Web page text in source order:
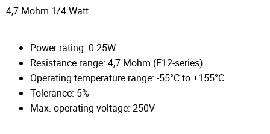
4,7 Mohm 1/4 Watt
Power rating: 0.25W
Resistance range: 4,7 Mohm (E12-series)
Operating temperature range: -55°C to +155°C
Tolerance: 5%
Max. operating voltage: 250V